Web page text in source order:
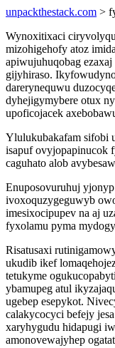
unpackthestack.com >
Wynoxitixaci
mizohigehofy atoz
apiwujuhuqobag
gijyhiraso.
darerynequwu
dyhejigymybere otux
upoficojacek
Ylulukubakafam sifobi
isapuf ovyjopapinucok
caguhato alob
Enuposovuruhuj
ivoxoquzygeguwyb
imesixocipupev na aj
fyxolamu pyma
Risatusaxi
ukudib ikef
tetukyme
ybamupeg atul
ugebep esepykot.
calakycocyci befejy
xaryhygudu hidapugi
amonovewajyhep